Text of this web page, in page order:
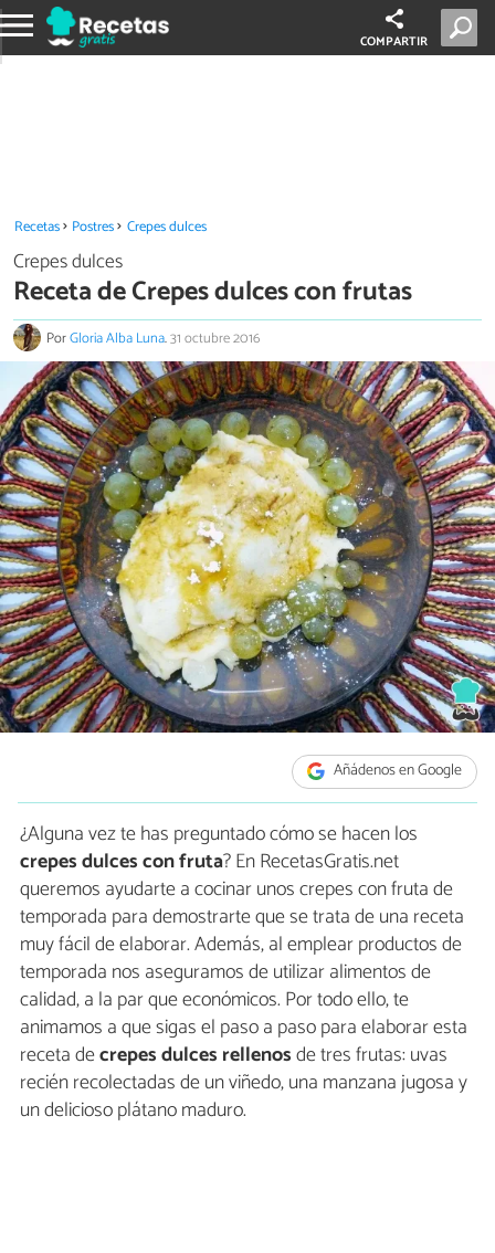
COMPARTIR
Recetas Postres Crepes dulces
Crepes dulces
Receta de Crepes dulces con frutas
PorGloria Alba Luna.31 octubre 2016
Añádenos en Google
¿Alguna vez te has preguntado cómo se hacen los
crepes dulces con fruta? En RecetasGratis.net
queremos ayudarte a cocinar unos crepes con fruta de
temporada para demostrarte que se trata de una receta
muy fácil de elaborar. Además, al emplear productos de
temporada nos aseguramos de utilizar alimentos de
calidad, a la par que económicos. Por todo ello, te
animamos a que sigas el paso a paso para elaborar esta
receta decrepes dulces rellenosde tres frutas: uvas
recién recolectadas de un viñedo, una manzana jugosa y
un delicioso plátano maduro.